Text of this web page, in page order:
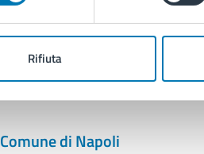
Rifiuta
Segnala disservizio
Comune di Napoli